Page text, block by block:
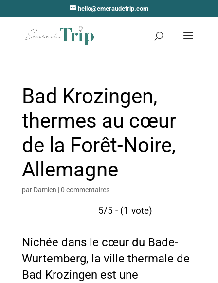
hello@emeraudetrip.com
Bad Krozingen,
thermes au cœur
de la Forêt-Noire,
Allemagne
par Damien |0 commentaires
5/5 - (1 vote)
Nichée dans le cœur du Bade-
Wurtemberg, la ville thermale de
Bad Krozingen est une